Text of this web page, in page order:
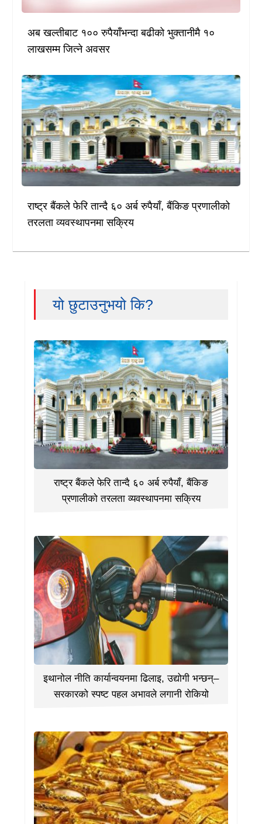
अब खल्तीबाट १०० रुपैयाँभन्दा बढीको भुक्तानीमै १०
लाखसम्म जित्ने अवसर
राष्ट्र बैंकले फेरि तान्दै ६० अर्ब रुपैयाँ, बैंकिङ प्रणालीको
तरलता व्यवस्थापनमा सक्रिय
यो छुटाउनुभयो कि?
राष्ट्र बैंकले फेरि तान्दै ६० अर्ब रुपैयाँ, बैंकिङ
प्रणालीको तरलता व्यवस्थापनमा सक्रिय
इथानोल नीति कार्यान्वयनमा ढिलाइ, उद्योगी भन्छन्–
सरकारको स्पष्ट पहल अभावले लगानी रोकियो